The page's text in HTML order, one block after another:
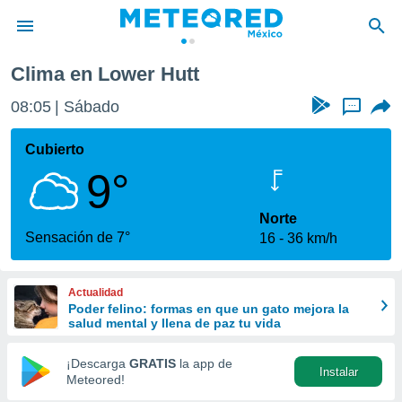
de
ha sido
que se
calidad.
a este
las
y
forma
digital
basada
Clima en Lower Hutt
08:05 Sábado ...
Cubierto
9°
Sensación de 7°
Norte
16
36 km/h
Actualidad
Poder felino: formas en que un gato mejora la
salud mental y llena de paz tu vida
¡Descarga GRATIS la app de
Meteored!
Instalar